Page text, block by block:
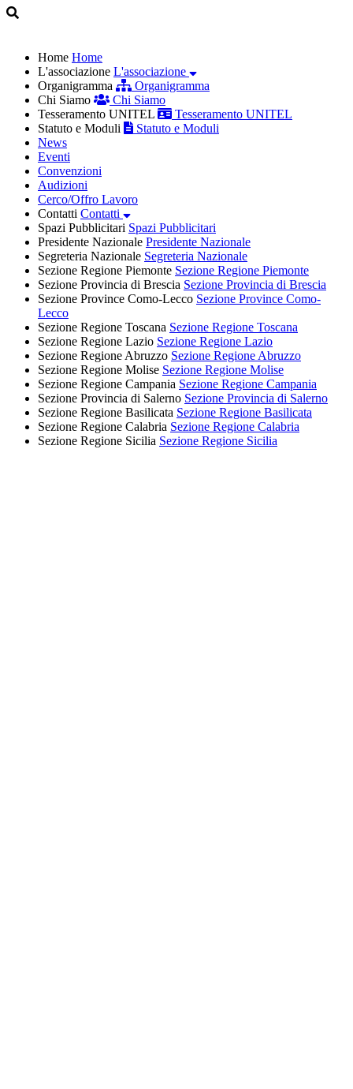
Home Home
L'associazione L'associazione
Organigramma
Organigramma
Chi Siamo
Chi Siamo
Tesseramento UNITEL
Tesseramento UNITEL
Statuto e Moduli
Statuto e Moduli
News
Eventi
Convenzioni
Audizioni
Cerco/Offro Lavoro
Contatti Contatti
Spazi Pubblicitari Spazi Pubblicitari
Presidente Nazionale Presidente Nazionale
Segreteria Nazionale Segreteria Nazionale
Sezione Regione Piemonte Sezione Regione Piemonte
Sezione Provincia di Brescia Sezione Provincia di Brescia
Sezione Province Como-Lecco Sezione Province Como-
Lecco
Sezione Regione Toscana Sezione Regione Toscana
Sezione Regione Lazio Sezione Regione Lazio
Sezione Regione Abruzzo Sezione Regione Abruzzo
Sezione Regione Molise Sezione Regione Molise
Sezione Regione Campania Sezione Regione Campania
Sezione Provincia di Salerno Sezione Provincia di Salerno
Sezione Regione Basilicata Sezione Regione Basilicata
Sezione Regione Calabria Sezione Regione Calabria
Sezione Regione Sicilia Sezione Regione Sicilia